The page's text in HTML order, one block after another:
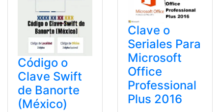
Código o
Clave Swift
de Banorte
(México)
Clave o
Seriales Para
Microsoft
Office
Professional
Plus 2016